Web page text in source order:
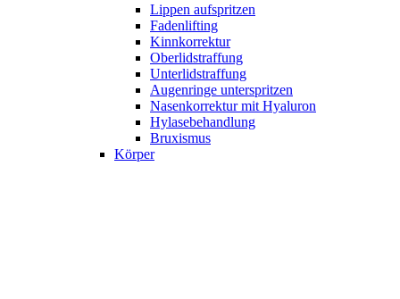
Lippen aufspritzen
Fadenlifting
Kinn­korrektur
Oberlidstraffung
Unterlidstraffung
Augenringe unterspritzen
Nasenkorrektur mit Hyaluron
Hylasebehandlung
Bruxismus
Körper